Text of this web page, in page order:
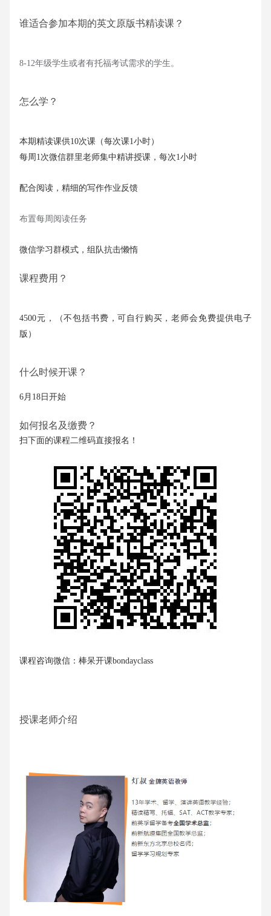
谁适合参加本期的英文原版书精读课？
8-12年级学生或者有托福考试需求的学生。
怎么学？
本期精读课供10次课（每次课1小时）
每周1次微信群里老师集中精讲授课，每次1小时
配合阅读，精细的写作作业反馈
布置每周阅读任务
微信学习群模式，组队抗击懒惰
课程费用？
4500元，（不包括书费，可自行购买，老师会免费提供电子
版）
什么时候开课？
6月18日开始
如何报名及缴费？
扫下面的课程二维码直接报名！
课程咨询微信：棒呆开课bondayclass
授课老师介绍